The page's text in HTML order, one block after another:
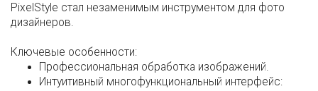
PixelStyle стал незаменимым инструментом для фото
дизайнеров.
Ключевые особенности:
Профессиональная обработка изображений.
Интуитивный многофункциональный интерфейс: